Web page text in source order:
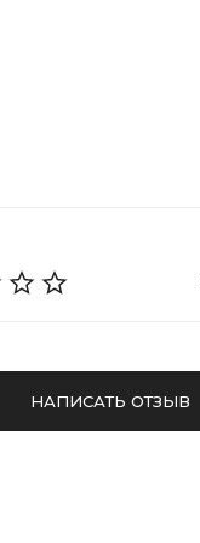
НАПИСАТЬ ОТЗЫВ